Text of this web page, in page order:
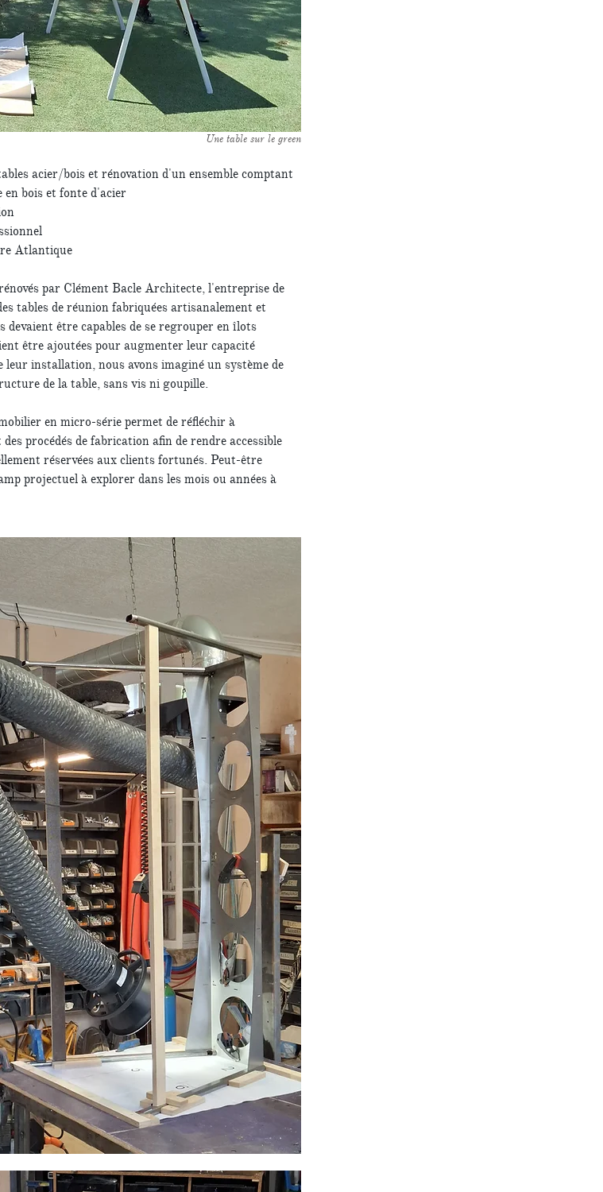
Une table sur le green
acier/bois et rénovation d'un ensemble comptant
en bois et fonte d'acier
Atlantique
par Clément Bacle Architecte, l'entreprise de
tables de réunion fabriquées artisanalement et
devaient être capables de se regrouper en îlots
être ajoutées pour augmenter leur capacité
leur installation, nous avons imaginé un système de
de la table, sans vis ni goupille.
en micro-série permet de réfléchir à
procédés de fabrication afin de rendre accessible
réservées aux clients fortunés. Peut-être
projectuel à explorer dans les mois ou années à